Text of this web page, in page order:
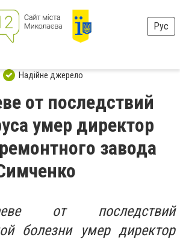
Рус
Надійне джерело
от последствий
умер директор
завода
от последствий
болезни умер директор